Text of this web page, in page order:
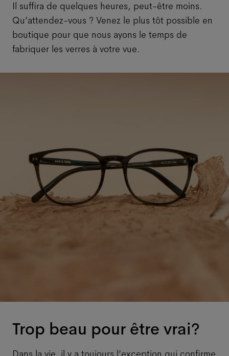
Il suffira de quelques heures, peut-être moins.
Qu’attendez-vous ? Venez le plus tôt possible en
boutique pour que nous ayons le temps de
fabriquer les verres à votre vue.
Trop beau pour être vrai?